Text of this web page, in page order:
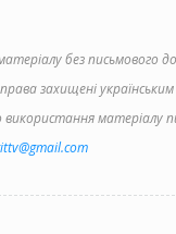
без письмового
захищені
матеріалу